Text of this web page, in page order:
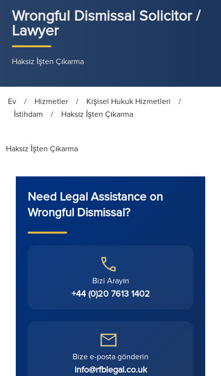
Wrongful Dismissal Solicitor /
Lawyer
Haksız İşten Çıkarma
Ev / Hizmetler / Kişisel Hukuk Hizmetleri
/
İstihdam
/ Haksız İşten Çıkarma
Haksız İşten Çıkarma
Need Legal Assistance on
Wrongful Dismissal?
Bizi Arayın
+44 (0)20 7613 1402
Bize e-posta gönderin
info@rfblegal.co.uk